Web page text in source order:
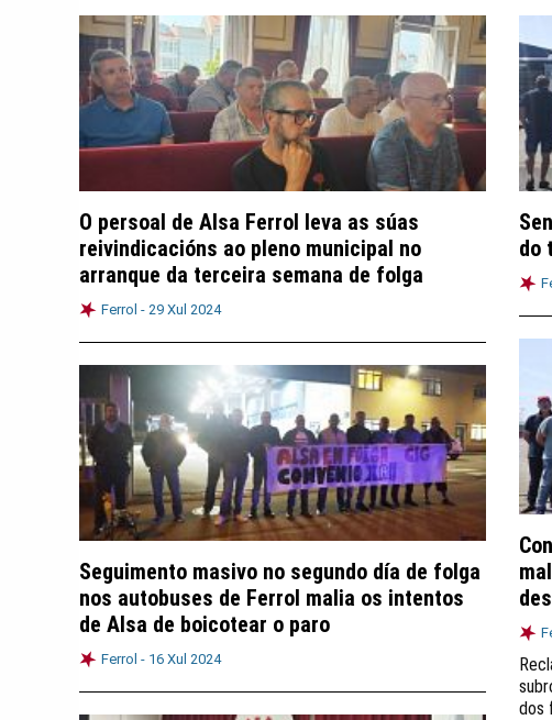
O persoal de Alsa Ferrol leva as súas
reivindicacións ao pleno municipal no
arranque da terceira semana de folga
Ferrol - 29 Xul 2024
do
dos
Seguimento masivo no segundo día de folga
nos autobuses de Ferrol malia os intentos
de Alsa de boicotear o paro
Ferrol - 16 Xul 2024